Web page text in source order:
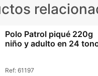
Polo Patrol piqué 220g
niño y adulto en 24
Ref: 61197